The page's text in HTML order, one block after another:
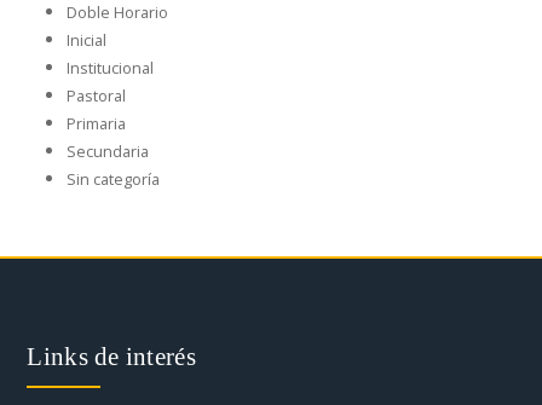
Doble Horario
Inicial
Institucional
Pastoral
Primaria
Secundaria
Sin categoría
Links de interés